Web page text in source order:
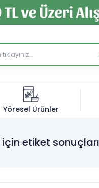
Yöresel Ürünler
için etiket sonuçları